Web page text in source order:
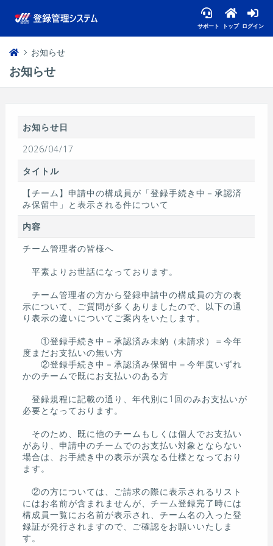
サポート トップ ログイン
お知らせ
お知らせ
お知らせ日
2026/04/17
タイトル
【チーム】申請中の構成員が「登録手続き中－承認済
み保留中」と表示される件について
内容
チーム管理者の皆様へ
平素よりお世話になっております。
チーム管理者の方から登録申請中の構成員の方の表
示について、ご質問が多くありましたので、以下の通
り表示の違いについてご案内をいたします。
①登録手続き中－承認済み未納（未請求）＝今年
度まだお支払いの無い方
②登録手続き中－承認済み保留中＝今年度いずれ
かのチームで既にお支払いのある方
登録規程に記載の通り、年代別に1回のみお支払いが
必要となっております。
そのため、既に他のチームもしくは個人でお支払い
があり、申請中のチームでのお支払い対象とならない
場合は、お手続き中の表示が異なる仕様となっており
ます。
②の方については、ご請求の際に表示されるリスト
にはお名前が含まれませんが、チーム登録完了時には
構成員一覧にお名前が表示され、チーム名の入った登
録証が発行されますので、ご確認をお願いいたしま
す。